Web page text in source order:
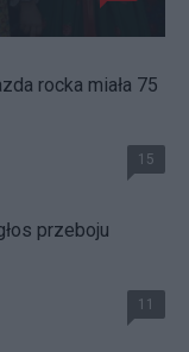
rocka miała 75
15
przeboju
11